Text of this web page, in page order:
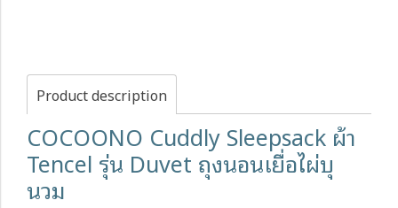
Product description
COCOONO Cuddly Sleepsack ผ้า
Tencel รุ่น Duvet ถุงนอนเยื่อไผ่บุ
นวม